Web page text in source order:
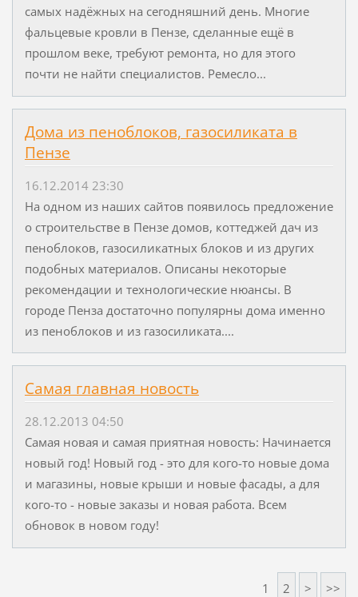
самых надёжных на сегодняшний день. Многие
фальцевые кровли в Пензе, сделанные ещё в
прошлом веке, требуют ремонта, но для этого
почти не найти специалистов. Ремесло...
Дома из пеноблоков, газосиликата в
Пензе
16.12.2014 23:30
На одном из наших сайтов появилось предложение
о строительстве в Пензе домов, коттеджей дач из
пеноблоков, газосиликатных блоков и из других
подобных материалов. Описаны некоторые
рекомендации и технологические нюансы. В
городе Пенза достаточно популярны дома именно
из пеноблоков и из газосиликата....
Самая главная новость
28.12.2013 04:50
Самая новая и самая приятная новость: Начинается
новый год! Новый год - это для кого-то новые дома
и магазины, новые крыши и новые фасады, а для
кого-то - новые заказы и новая работа. Всем
обновок в новом году!
1 2 > >>